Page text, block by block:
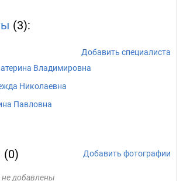
(3):
Добавить специалиста
Владимировна
Николаевна
Павловна
(0) Добавить фотографии
добавлены